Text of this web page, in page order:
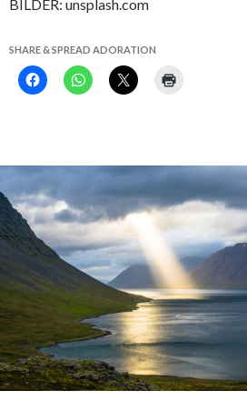
BILDER: unsplash.com
SHARE & SPREAD ADORATION